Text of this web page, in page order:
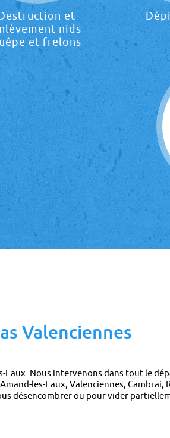
et
nids
et frelons
Valenciennes
Eaux. Nous intervenons dans tout le
les-Eaux, Valenciennes, Cambrai,
désencombrer ou pour vider